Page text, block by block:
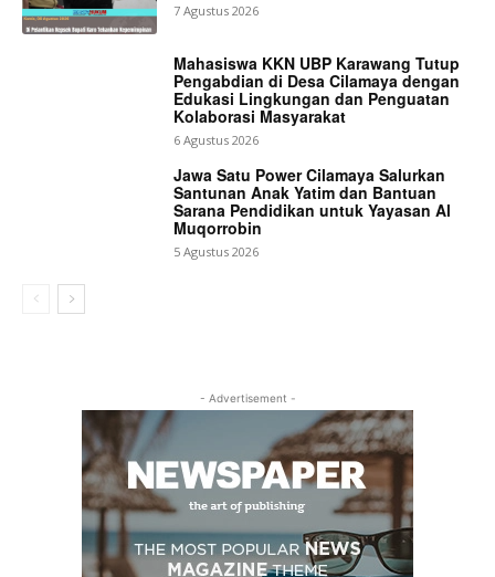
7 Agustus 2026
Mahasiswa KKN UBP Karawang Tutup
Pengabdian di Desa Cilamaya dengan
Edukasi Lingkungan dan Penguatan
Kolaborasi Masyarakat
6 Agustus 2026
Jawa Satu Power Cilamaya Salurkan
Santunan Anak Yatim dan Bantuan
Sarana Pendidikan untuk Yayasan Al
Muqorrobin
5 Agustus 2026
- Advertisement -